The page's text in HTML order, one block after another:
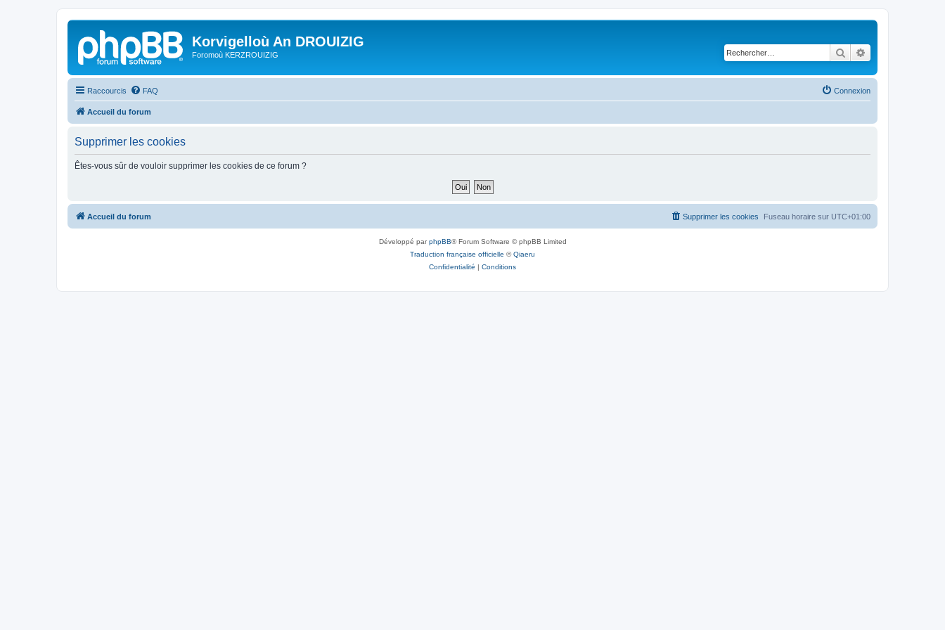
Korvigelloù An DROUIZIG
Foromoù KERZROUIZIG Rechercher
Raccourcis FAQ Connexion
Accueil du forum
Supprimer les cookies
Êtes-vous sûr de vouloir supprimer les cookies de ce forum ?
Accueil du forum Fuseau horaire sur UTC+01:00
Supprimer les cookies
Développé parphpBB® Forum Software © phpBB Limited
Traduction française officielle ©Qiaeru
Confidentialité | Conditions